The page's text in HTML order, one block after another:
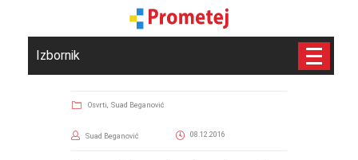
Izbornik
Osvrti, Suad Beganović
Suad Beganović 08.12.2016